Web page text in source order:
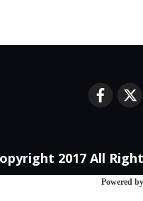
2017 All
Powered by